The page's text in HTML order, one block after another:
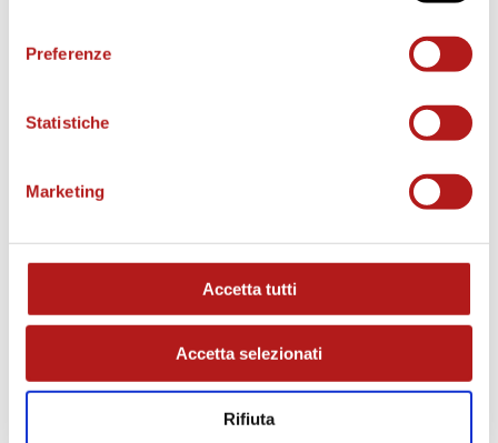
Preferenze
Statistiche
Marketing
Accetta tutti
Accetta selezionati
Rifiuta